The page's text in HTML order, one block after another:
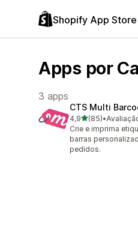
Shopify App Store
Apps por
3 apps
CTS Multi
4,9de 5 estrelas
(85)
85 avaliações ao
•
Crie e imprima
barras
pedidos.